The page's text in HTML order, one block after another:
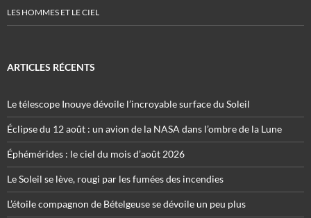
LES HOMMES ET LE CIEL
ARTICLES RÉCENTS
Le télescope Inouye dévoile l’incroyable surface du Soleil
Éclipse du 12 août : un avion de la NASA dans l’ombre de la Lune
Éphémérides : le ciel du mois d’août 2026
Le Soleil se lève, rougi par les fumées des incendies
L’étoile compagnon de Bételgeuse se dévoile un peu plus